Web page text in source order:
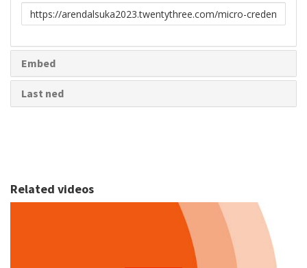
Link
for
Embed
Last ned
Related videos